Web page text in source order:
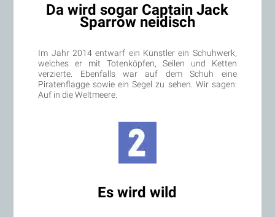
Da wird sogar Captain Jack
Sparrow neidisch
Im Jahr 2014 entwarf ein Künstler ein Schuhwerk,
welches er mit Totenköpfen, Seilen und Ketten
verzierte. Ebenfalls war auf dem Schuh eine
Piratenflagge sowie ein Segel zu sehen. Wir sagen:
Auf in die Weltmeere.
Es wird wild